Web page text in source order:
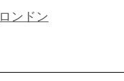
ロンドン